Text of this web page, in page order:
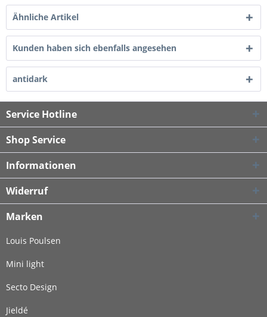
Ähnliche Artikel
Kunden haben sich ebenfalls angesehen
antidark
Service Hotline
Shop Service
Informationen
Widerruf
Marken
Louis Poulsen
Mini light
Secto Design
Jieldé